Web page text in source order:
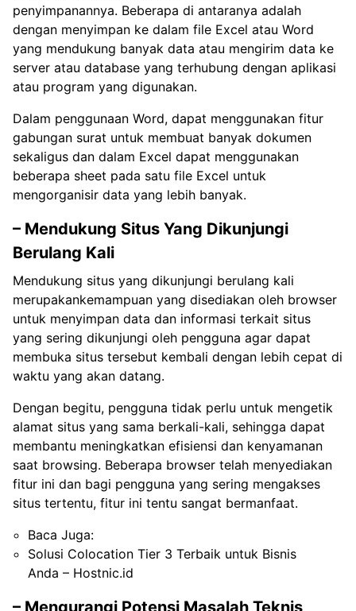
penyimpanannya. Beberapa di antaranya adalah
dengan menyimpan ke dalam file Excel atau Word
yang mendukung banyak data atau mengirim data ke
server atau database yang terhubung dengan aplikasi
atau program yang digunakan.
Dalam penggunaan Word, dapat menggunakan fitur
gabungan surat untuk membuat banyak dokumen
sekaligus dan dalam Excel dapat menggunakan
beberapa sheet pada satu file Excel untuk
mengorganisir data yang lebih banyak.
– Mendukung Situs Yang Dikunjungi
Berulang Kali
Mendukung situs yang dikunjungi berulang kali
merupakankemampuan yang disediakan oleh browser
untuk menyimpan data dan informasi terkait situs
yang sering dikunjungi oleh pengguna agar dapat
membuka situs tersebut kembali dengan lebih cepat di
waktu yang akan datang.
Dengan begitu, pengguna tidak perlu untuk mengetik
alamat situs yang sama berkali-kali, sehingga dapat
membantu meningkatkan efisiensi dan kenyamanan
saat browsing. Beberapa browser telah menyediakan
fitur ini dan bagi pengguna yang sering mengakses
situs tertentu, fitur ini tentu sangat bermanfaat.
Baca Juga:
Solusi Colocation Tier 3 Terbaik untuk Bisnis
Anda – Hostnic.id
– Mengurangi Potensi Masalah Teknis